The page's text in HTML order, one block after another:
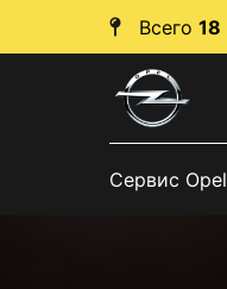
Всего 18
Сервис Opel